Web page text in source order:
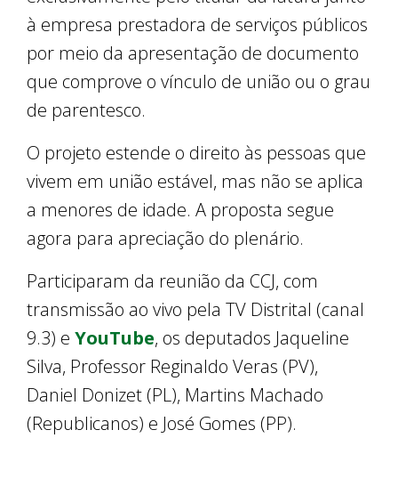
à empresa prestadora de serviços públicos
por meio da apresentação de documento
que comprove o vínculo de união ou o grau
de parentesco.
O projeto estende o direito às pessoas que
vivem em união estável, mas não se aplica
a menores de idade. A proposta segue
agora para apreciação do plenário.
Participaram da reunião da CCJ, com
transmissão ao vivo pela TV Distrital (canal
9.3) e YouTube, os deputados Jaqueline
Silva, Professor Reginaldo Veras (PV),
Daniel Donizet (PL), Martins Machado
(Republicanos) e José Gomes (PP).